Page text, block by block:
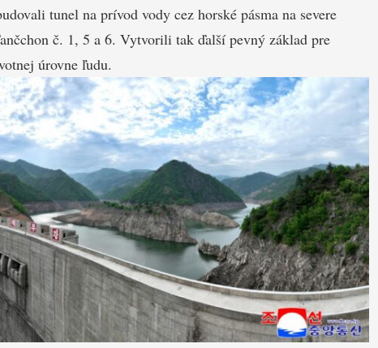
tunel na prívod vody cez horské pásma na severe
č. 1, 5 a 6. Vytvorili tak ďalší pevný základ pre
úrovne ľudu.